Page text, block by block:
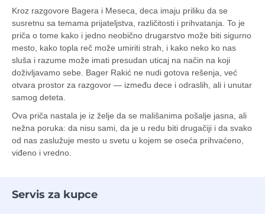
Kroz razgovore Bagera i Meseca, deca imaju priliku da se
susretnu sa temama prijateljstva, različitosti i prihvatanja. To je
priča o tome kako i jedno neobično drugarstvo može biti sigurno
mesto, kako topla reč može umiriti strah, i kako neko ko nas
sluša i razume može imati presudan uticaj na način na koji
doživljavamo sebe. Bager Rakić ne nudi gotova rešenja, već
otvara prostor za razgovor — između dece i odraslih, ali i unutar
samog deteta.
Ova priča nastala je iz želje da se mališanima pošalje jasna, ali
nežna poruka: da nisu sami, da je u redu biti drugačiji i da svako
od nas zaslužuje mesto u svetu u kojem se oseća prihvaćeno,
viđeno i vredno.
Servis za kupce